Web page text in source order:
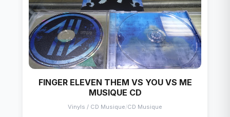
FINGER ELEVEN THEM VS YOU VS ME
MUSIQUE CD
Vinyls / CD Musique/CD Musique